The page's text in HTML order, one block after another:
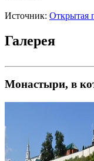
Источник: Открытая
Галерея
Монастыри, в